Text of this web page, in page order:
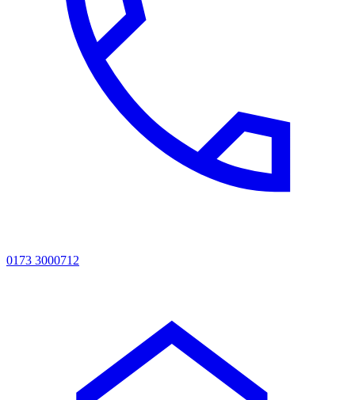
0173 3000712